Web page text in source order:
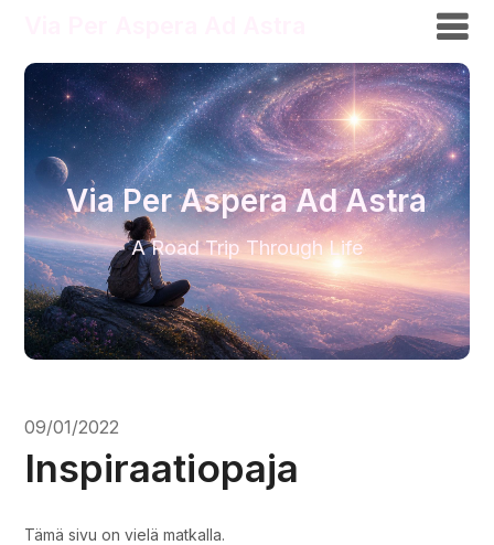
Via Per Aspera Ad Astra
A Road Trip Through Life
09/01/2022
Inspiraatiopaja
Tämä sivu on vielä matkalla.